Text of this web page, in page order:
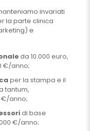
invariati
la parte clinica
e
da 10.000 euro,
€/anno;
per la stampa e il
tantum,
€/anno;
di base
€/anno;